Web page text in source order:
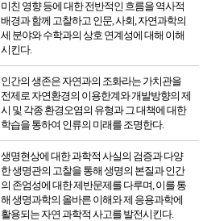
미친 영향 등에 대한 전반적인 흐름을 역사적
배경과 함께 고찰하고 인문, 사회, 자연과학의
세 분야와 수학과의 상호 연계성에 대해 이해
시킨다.
인간의 생존은 자연과의 조화라는 가치관을
전제로 자연환경의 이용한계와 개발방향의 제
시 및 각종 환경오염의 유형과 그 대책에 대한
학습을 통하여 인류의 미래를 조명한다.
생명현상에 대한 과학적 사실의 검증과 다양
한 생명관의 고찰을 통해 생명의 본질과 인간
의 존엄성에 대한 제반문제를 다루며, 이를 통
해 생명과학의 올바른 이해와 제 응용과학에
활용되는 자연 과학적 사고를 발전시킨다.